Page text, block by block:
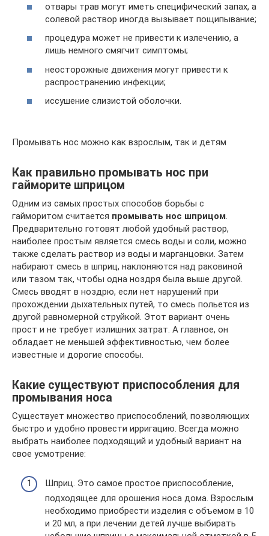
отвары трав могут иметь специфический запах, а
солевой раствор иногда вызывает пощипывание;
процедура может не привести к излечению, а
лишь немного смягчит симптомы;
неосторожные движения могут привести к
распространению инфекции;
иссушение слизистой оболочки.
Промывать нос можно как взрослым, так и детям
Как правильно промывать нос при
гайморите шприцом
Одним из самых простых способов борьбы с
гайморитом считается промывать нос шприцом.
Предварительно готовят любой удобный раствор,
наиболее простым является смесь воды и соли, можно
также сделать раствор из воды и марганцовки. Затем
набирают смесь в шприц, наклоняются над раковиной
или тазом так, чтобы одна ноздря была выше другой.
Смесь вводят в ноздрю, если нет нарушений при
прохождении дыхательных путей, то смесь польется из
другой равномерной струйкой. Этот вариант очень
прост и не требует излишних затрат. А главное, он
обладает не меньшей эффективностью, чем более
известные и дорогие способы.
Какие существуют приспособления для
промывания носа
Существует множество приспособлений, позволяющих
быстро и удобно провести ирригацию. Всегда можно
выбрать наиболее подходящий и удобный вариант на
свое усмотрение:
Шприц. Это самое простое приспособление,
подходящее для орошения носа дома. Взрослым
необходимо приобрести изделия с объемом в 10
и 20 мл, а при лечении детей лучше выбирать